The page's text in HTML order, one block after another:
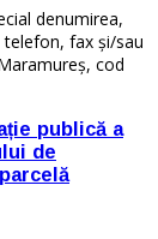
denumirea,
fax și/sau
cod
publică a
de